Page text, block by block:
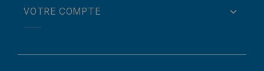
VOTRE COMPTE